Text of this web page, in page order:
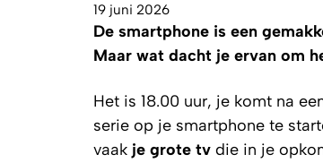
19 juni 2026
De smartphone is een
Maar wat dacht je ervan om
Het is 18.00 uur, je komt na
serie op je smartphone te
vaak je grote tv die in je